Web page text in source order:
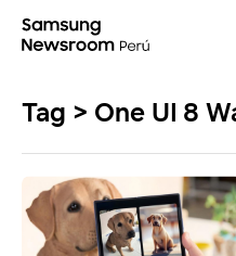
Tag > One UI 8